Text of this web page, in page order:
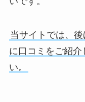
当サイトでは、
に口コミをご紹介
い。